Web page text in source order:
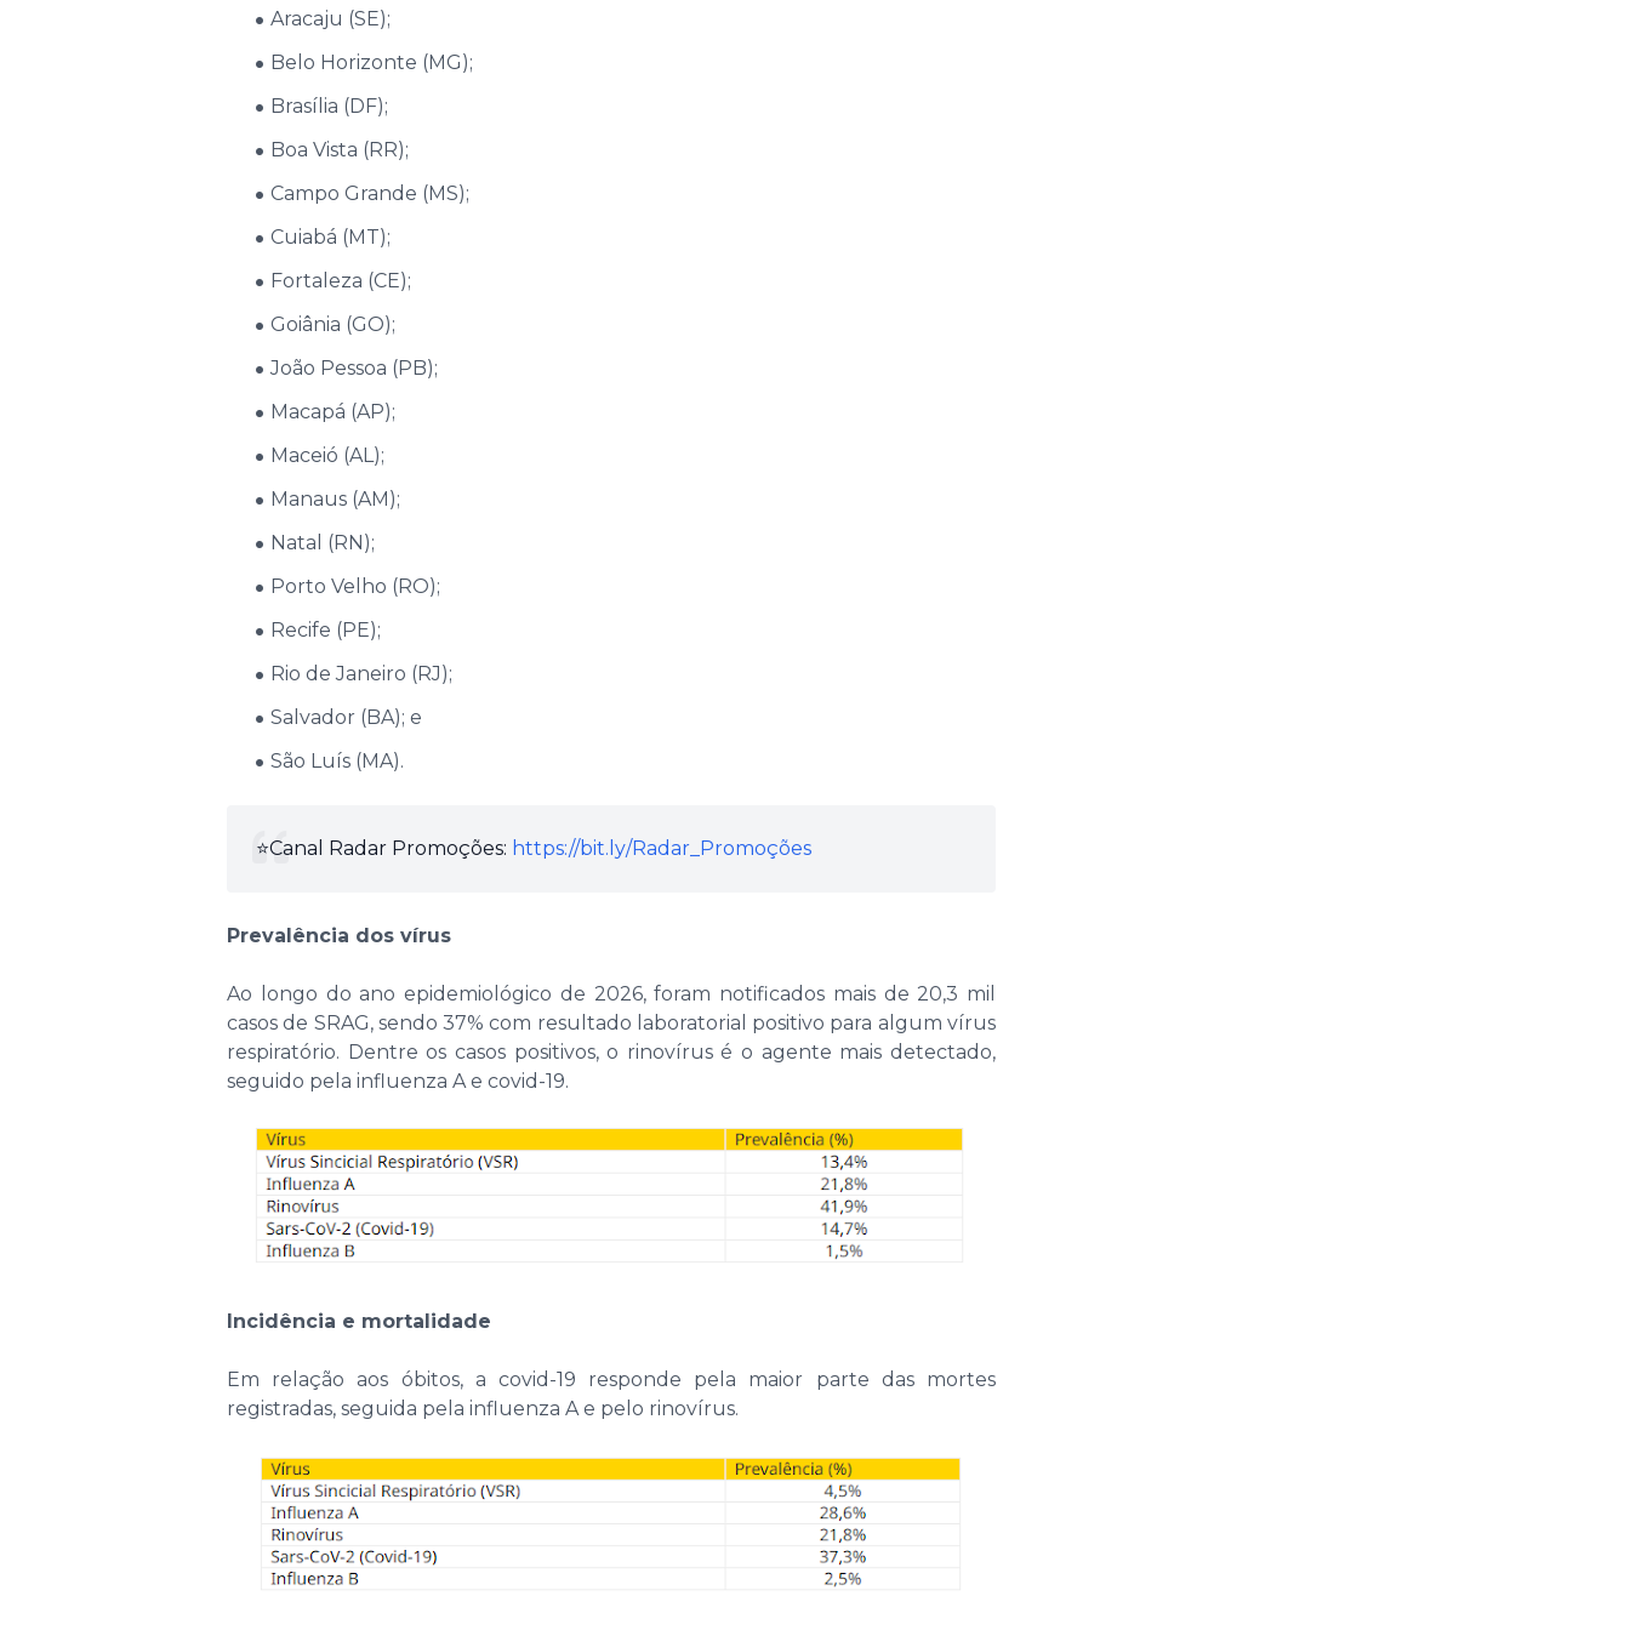
Aracaju (SE);
Belo Horizonte (MG);
Brasília (DF);
Boa Vista (RR);
Campo Grande (MS);
Cuiabá (MT);
Fortaleza (CE);
Goiânia (GO);
João Pessoa (PB);
Macapá (AP);
Maceió (AL);
Manaus (AM);
Natal (RN);
Porto Velho (RO);
Recife (PE);
Rio de Janeiro (RJ);
Salvador (BA); e
São Luís (MA).
⭐️Canal Radar Promoções: https://bit.ly/Radar_Promoções
Prevalência dos vírus
Ao longo do ano epidemiológico de 2026, foram notificados mais de 20,3 mil
casos de SRAG, sendo 37% com resultado laboratorial positivo para algum vírus
respiratório. Dentre os casos positivos, o rinovírus é o agente mais detectado,
seguido pela influenza A e covid-19.
Incidência e mortalidade
Em relação aos óbitos, a covid-19 responde pela maior parte das mortes
registradas, seguida pela influenza A e pelo rinovírus.